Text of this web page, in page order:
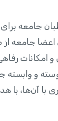
جامعه برای
جامعه از
امکانات
و وابسته
با آن‌ها، با